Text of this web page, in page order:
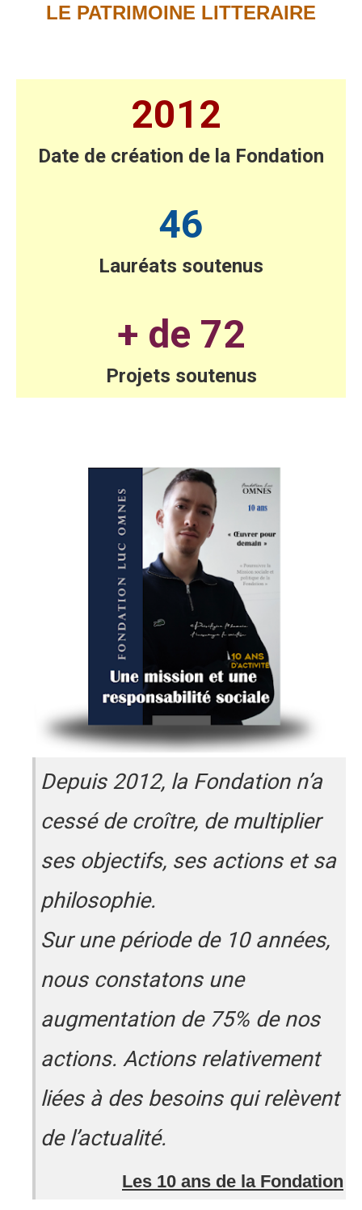
LE PATRIMOINE LITTERAIRE
2012
Date de création de la Fondation
46
Lauréats soutenus
+ de 72
Projets soutenus
Depuis 2012, la Fondation n’a
cessé de croître, de multiplier
ses objectifs, ses actions et sa
philosophie.
Sur une période de 10 années,
nous constatons une
augmentation de 75% de nos
actions. Actions relativement
liées à des besoins qui relèvent
de l’actualité.
Les 10 ans de la Fondation